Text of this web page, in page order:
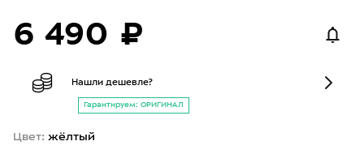
6 490 ₽
Нашли дешевле?
Гарантируем: ОРИГИНАЛ
Цвет: жёлтый